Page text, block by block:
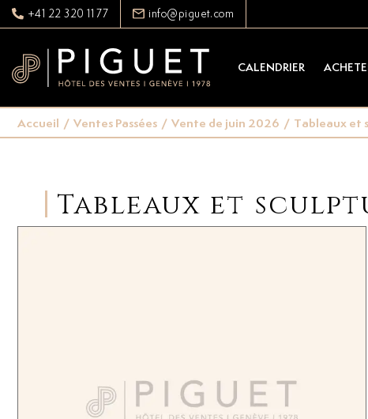
+41 22 320 11 77 info@piguet.com
CALENDRIER
Accueil / Ventes Passées / Vente de juin 2026 / Tableaux et
Tableaux et